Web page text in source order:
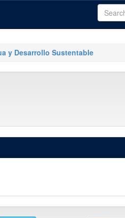
y Desarrollo Sustentable